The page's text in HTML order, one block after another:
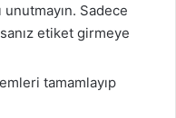
Sadece
etiket girmeye
tamamlayıp